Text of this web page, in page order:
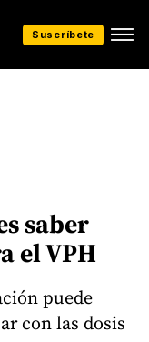
Suscríbete
saber
el VPH
puede
con las dosis